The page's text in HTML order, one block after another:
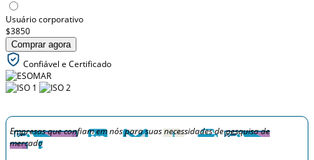
Usuário corporativo
$3850
Comprar agora
Confiável e Certificado
Empresas que confiam em nós para suas necessidades de pesquisa de
mercado